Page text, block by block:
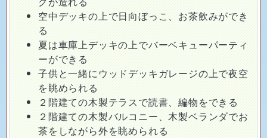
空中デッキの上で日向ぼっこ、お茶飲みができ
る
夏は車庫上デッキの上でバーベキューパーティ
ーができる
子供と一緒にウッドデッキガレージの上で夜空
を眺められる
２階建ての木製テラスで読書、編物をできる
２階建ての木製バルコニー、木製ベランダでお
茶をしながら外を眺められる